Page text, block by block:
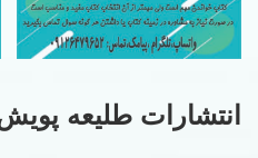
انتشارات طلیعه پویش